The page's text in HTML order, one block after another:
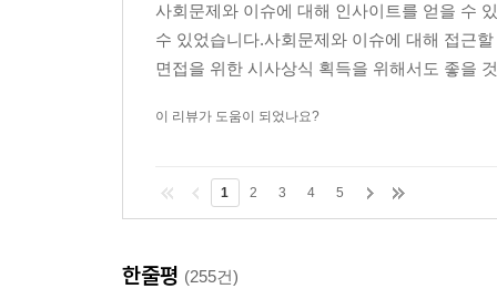
사회문제와 이슈에 대해 인사이트를 얻을 수
수 있었습니다.사회문제와 이슈에 대해 접근
면접을 위한 시사상식 획득을 위해서도 좋을
이 리뷰가 도움이 되었나요?
1 2 3 4 5
한줄평 (255건)